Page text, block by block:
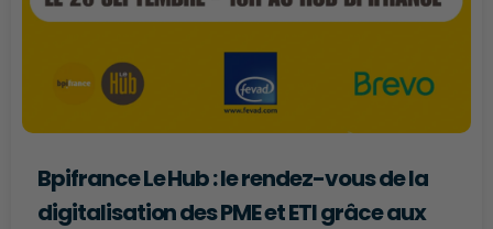
Bpifrance Le Hub : le rendez-vous de la
digitalisation des PME et ETI grâce aux